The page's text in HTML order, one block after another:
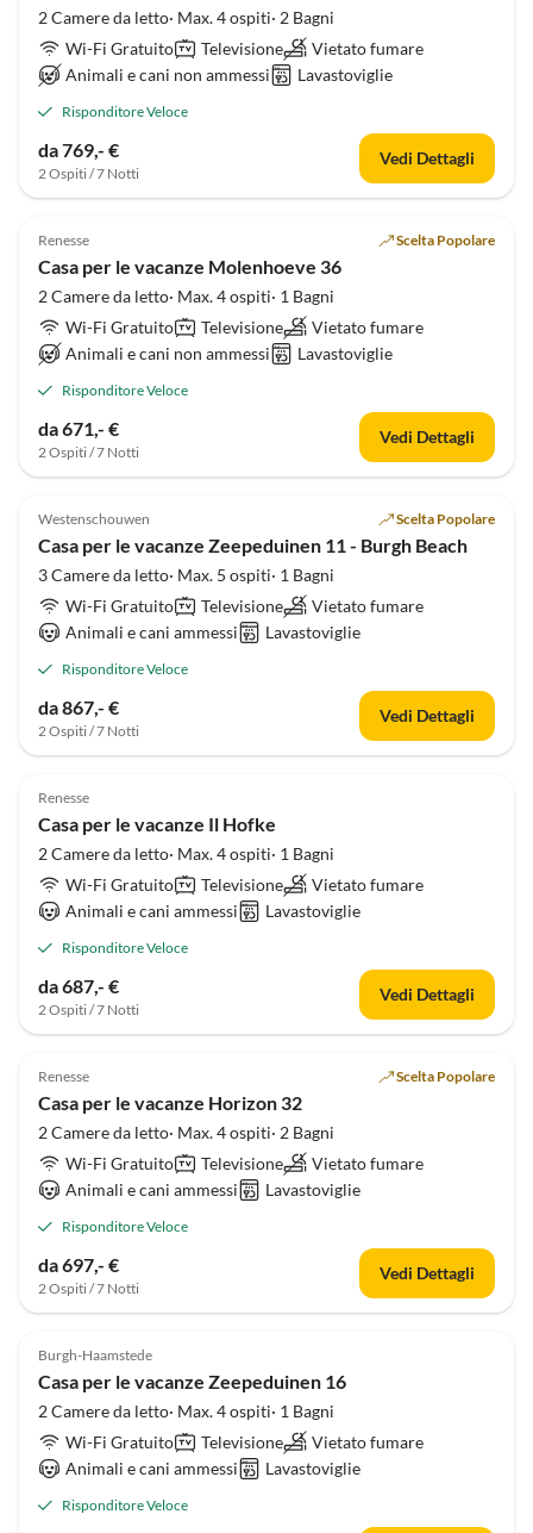
2 Camere da letto· Max. 4 ospiti· 2 Bagni
Wi-Fi Gratuito
Televisione
Vietato fumare
Animali e cani non ammessi
Lavastoviglie
Risponditore Veloce
da 769,- €
2 Ospiti / 7 Notti
Vedi Dettagli
Renesse Scelta Popolare
Casa per le vacanze Molenhoeve 36
2 Camere da letto· Max. 4 ospiti· 1 Bagni
Wi-Fi Gratuito
Televisione
Vietato fumare
Animali e cani non ammessi
Lavastoviglie
Risponditore Veloce
da 671,- €
2 Ospiti / 7 Notti
Vedi Dettagli
Westenschouwen Scelta Popolare
Casa per le vacanze Zeepeduinen 11 - Burgh Beach
3 Camere da letto· Max. 5 ospiti· 1 Bagni
Wi-Fi Gratuito
Televisione
Vietato fumare
Animali e cani ammessi
Lavastoviglie
Risponditore Veloce
da 867,- €
2 Ospiti / 7 Notti
Vedi Dettagli
Renesse
Casa per le vacanze Il Hofke
2 Camere da letto· Max. 4 ospiti· 1 Bagni
Wi-Fi Gratuito
Televisione
Vietato fumare
Animali e cani ammessi
Lavastoviglie
Risponditore Veloce
da 687,- €
2 Ospiti / 7 Notti
Vedi Dettagli
Renesse Scelta Popolare
Casa per le vacanze Horizon 32
2 Camere da letto· Max. 4 ospiti· 2 Bagni
Wi-Fi Gratuito
Televisione
Vietato fumare
Animali e cani ammessi
Lavastoviglie
Risponditore Veloce
da 697,- €
2 Ospiti / 7 Notti
Vedi Dettagli
Annuncio in
Alto
Burgh-Haamstede
Casa per le vacanze Zeepeduinen 16
2 Camere da letto· Max. 4 ospiti· 1 Bagni
Wi-Fi Gratuito
Televisione
Vietato fumare
Animali e cani ammessi
Lavastoviglie
Risponditore Veloce